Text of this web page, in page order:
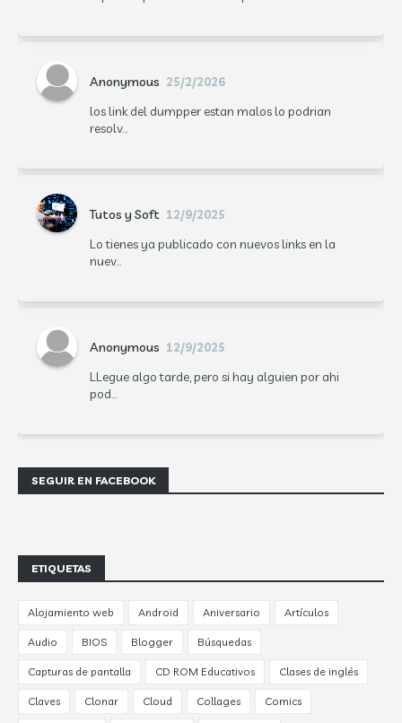
Anonymous 25/2/2026
los link del dumpper estan malos lo podrian
resolv...
Tutos y Soft 12/9/2025
Lo tienes ya publicado con nuevos links en la
nuev...
Anonymous 12/9/2025
LLegue algo tarde, pero si hay alguien por ahi
pod...
SEGUIR EN FACEBOOK
ETIQUETAS
Alojamiento web Android Aniversario Artículos
Audio BIOS Blogger Búsquedas
Capturas de pantalla CD ROM Educativos Clases de inglés
Claves Clonar Cloud Collages Comics